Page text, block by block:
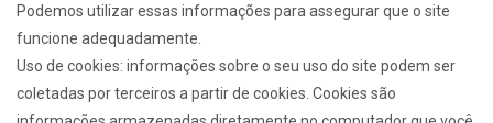
Podemos utilizar essas informações para assegurar que o site
funcione adequadamente.
Uso de cookies: informações sobre o seu uso do site podem ser
coletadas por terceiros a partir de cookies. Cookies são